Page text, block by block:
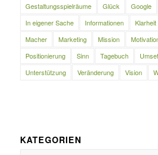
Gestaltungsspielräume
Glück Google
In eigener Sache
Informationen Klarheit
Macher
Marketing Mission
Positionierung
Sinn Tagebuch
Unterstützung
Veränderung Vision
KATEGORIEN